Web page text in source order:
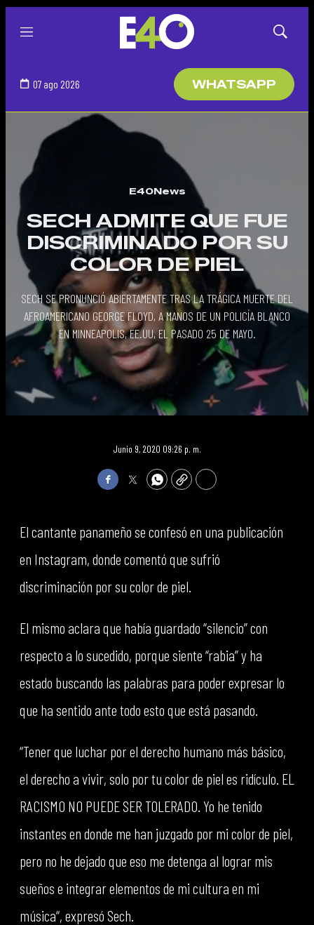
Menú
Mostrar
07 ago 2026 WHATSAPP
E40News
SECH ADMITE QUE FUE
DISCRIMINADO POR SU
COLOR DE PIEL
SECH SE PRONUNCIÓ ABIERTAMENTE TRAS LA TRÁGICA MUERTE DEL
AFROAMERICANO GEORGE FLOYD, A MANOS DE UN POLICÍA BLANCO
EN MINNEAPOLIS, EE.UU, EL PASADO 25 DE MAYO.
Junio 9, 2020 09:26 p. m.
FacebookTwitterWhatsApp
Copy Print
El cantante panameño se confesó en una publicación
en Instagram, donde comentó que sufrió
discriminación por su color de piel.
El mismo aclara que había guardado “silencio” con
respecto a lo sucedido, porque siente “rabia” y ha
estado buscando las palabras para poder expresar lo
que ha sentido ante todo esto que está pasando.
“Tener que luchar por el derecho humano más básico,
el derecho a vivir, solo por tu color de piel es ridículo. EL
RACISMO NO PUEDE SER TOLERADO. Yo he tenido
instantes en donde me han juzgado por mi color de piel,
pero no he dejado que eso me detenga al lograr mis
sueños e integrar elementos de mi cultura en mi
música“, expresó Sech.